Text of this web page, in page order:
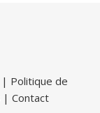
| Politique de
| Contact